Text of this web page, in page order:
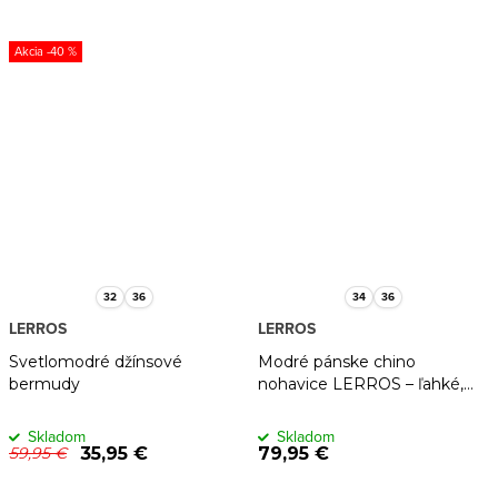
-40 %
32 36
Svetlomodré džínsové
bermudy
LERROS
59,95 € 35,95 €
Skladom
34 36
Modré pánske chino
nohavice LERROS – ľahké,
LERROS
79,95 €
Skladom